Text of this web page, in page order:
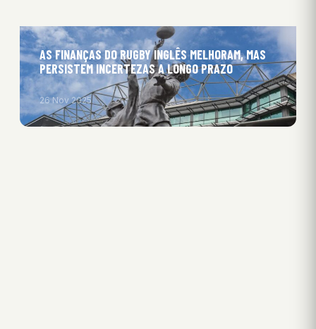
AS FINANÇAS DO RUGBY INGLÊS MELHORAM, MAS
PERSISTEM INCERTEZAS A LONGO PRAZO
26 Nov 2025